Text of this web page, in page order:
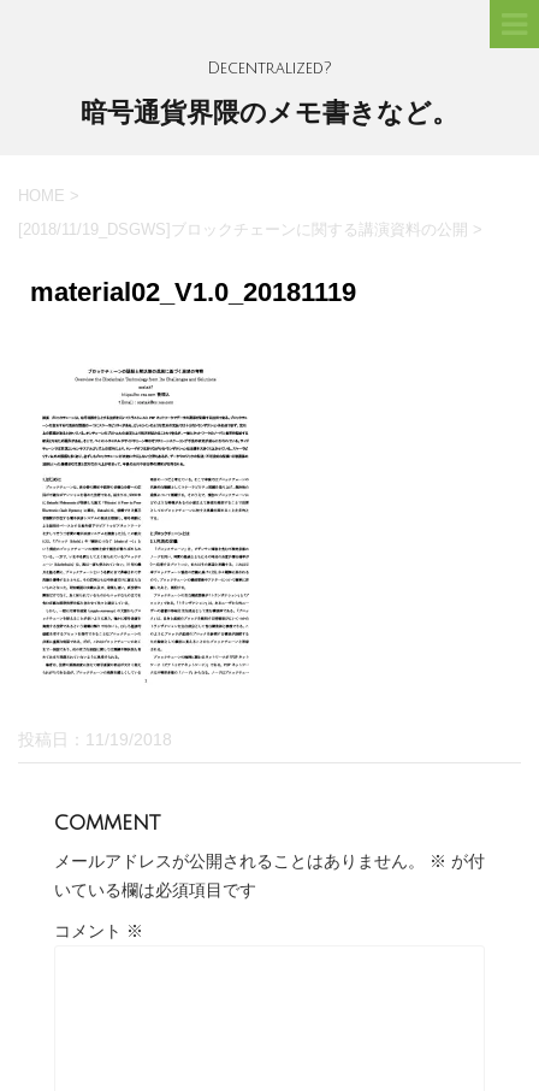
Decentralized?
暗号通貨界隈のメモ書きなど。
HOME >
[2018/11/19_DSGWS]ブロックチェーンに関する講演資料の公開
>
material02_V1.0_20181119
投稿日： 11/19/2018
comment
メールアドレスが公開されることはありません。 ※ が付
いている欄は必須項目です
コメント ※